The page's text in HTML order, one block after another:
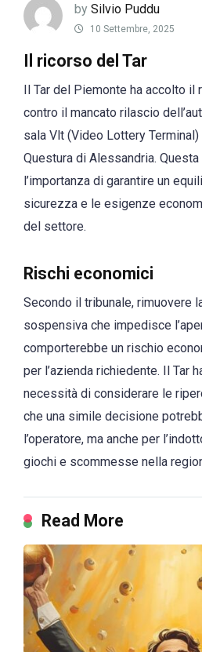
by Silvio Puddu
10 Settembre, 2025
Il ricorso del Tar
Il Tar del Piemonte ha accolto il
contro il mancato rilascio
sala Vlt (Video Lottery
Questura di Alessandria.
l’importanza di garantire un
sicurezza e le esigenze
del settore.
Rischi economici
Secondo il tribunale, rimuovere
sospensiva che impedisce
comporterebbe un rischio
per l’azienda richiedente. Il Tar
necessità di considerare le
che una simile decisione
l’operatore, ma anche per
giochi e scommesse nella
Read More